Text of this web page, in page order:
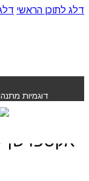
דלג לתוכן הראשי
דוגמיות מתנה
שמפו
אקספרשן